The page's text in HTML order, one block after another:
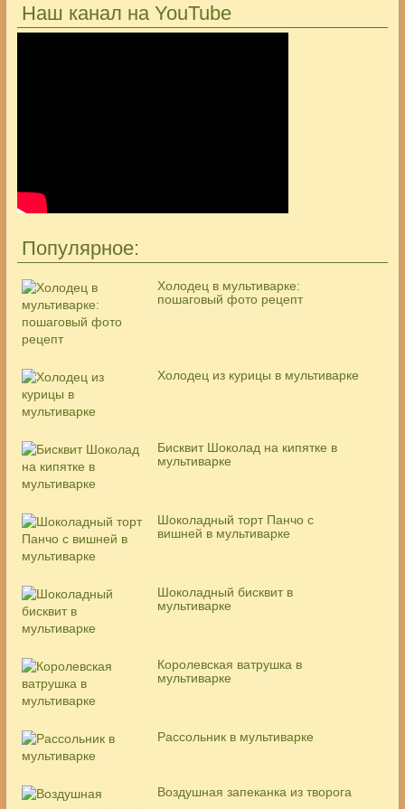
Наш канал на YouTube
Популярное:
Холодец в мультиварке:
пошаговый фото рецепт
Холодец из курицы в мультиварке
Бисквит Шоколад на кипятке в
мультиварке
Шоколадный торт Панчо с
вишней в мультиварке
Шоколадный бисквит в
мультиварке
Королевская ватрушка в
мультиварке
Рассольник в мультиварке
Воздушная запеканка из творога